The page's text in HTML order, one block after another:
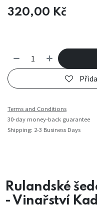
320,00 Kč
Terms and Conditions
30-day money-back guarantee
Shipping: 2-3 Business Days
Rulandské
- Vinařství